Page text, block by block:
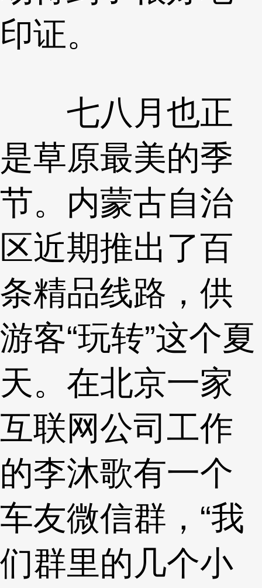
印证。
七八月也正
是草原最美的季
节。内蒙古自治
区近期推出了百
条精品线路，供
游客“玩转”这个夏
天。在北京一家
互联网公司工作
的李沐歌有一个
车友微信群，“我
们群里的几个小